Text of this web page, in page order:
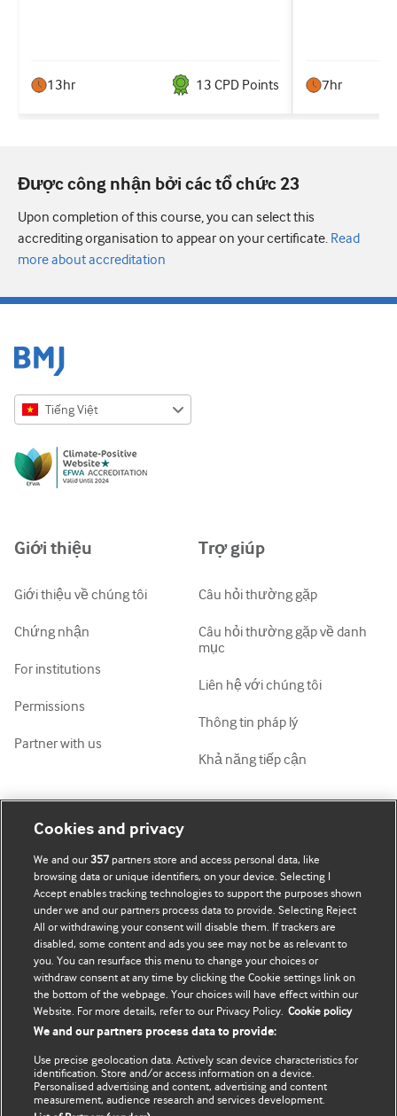
13hr 13 CPD Points 7hr
Được công nhận bởi các tổ chức 23
Upon completion of this course, you can select this
accrediting organisation to appear on your certificate. Read
more about accreditation
Tiếng Việt
Русский
ქართული
украї́нська мо́ва
Giới thiệu
Giới thiệu về chúng tôi
Chứng nhận
For institutions
Permissions
Partner with us
Trợ giúp
Câu hỏi thường gặp
Câu hỏi thường gặp về danh
mục
Liên hệ với chúng tôi
Thông tin pháp lý
Khả năng tiếp cận
Tài khoản của tôi
Đăng ký mua
Cập nhật thông tin của tôi
BMJ company
BMJ Best Practice
BMJ Masterclasses
BMJ onExamination
BMJ Portfolio
BMJ Journals
Cookies and privacy
We and our357 partners store and access personal data, like
browsing data or unique identifiers, on your device. Selecting I
Accept enables tracking technologies to support the purposes shown
under we and our partners process data to provide. Selecting Reject
All or withdrawing your consent will disable them. If trackers are
disabled, some content and ads you see may not be as relevant to
you. You can resurface this menu to change your choices or
withdraw consent at any time by clicking the Cookie settings link on
the bottom of the webpage. Your choices will have effect within our
Website. For more details, refer to our Privacy Policy. Cookie policy
We and our partners process data to provide:
Use precise geolocation data. Actively scan device characteristics for
identification. Store and/or access information on a device.
Personalised advertising and content, advertising and content
measurement, audience research and services development.